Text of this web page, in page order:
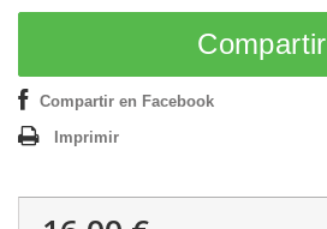
Compartir
Compartir en Facebook
Imprimir